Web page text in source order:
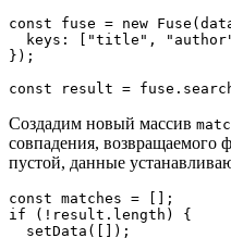
const fuse = new
});
const result =
Создадим новый массив
совпадения, возвращаемого
пустой, данные
const matches = [];
if (!result.length) {